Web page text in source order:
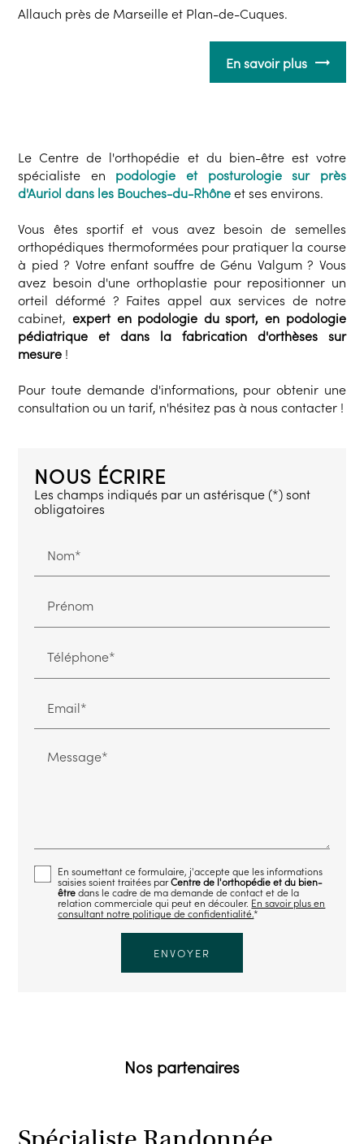
Allauch près de Marseille et Plan-de-Cuques.
En savoir plus
Le Centre de l'orthopédie et du bien-être est votre
spécialiste en podologie et posturologie sur près
d'Auriol dans les Bouches-du-Rhôneet ses environs.
Vous êtes sportif et vous avez besoin de semelles
orthopédiques thermoformées pour pratiquer la course
à pied ? Votre enfant souffre de Génu Valgum ? Vous
avez besoin d'une orthoplastie pour repositionner un
orteil déformé ? Faites appel aux services de notre
cabinet,expert en podologie du sport, en podologie
pédiatrique et dans la fabrication d'orthèses sur
mesure !
Pour toute demande d'informations, pour obtenir une
consultation ou un tarif, n'hésitez pas à nous contacter !
NOUS ÉCRIRE
Les champs indiqués par un astérisque (*) sont
obligatoires
Nom*
Prénom
Téléphone*
Email*
Message*
En soumettant ce formulaire, j'accepte que les informations
saisies soient traitées parCentre de l'orthopédie et du bien-
êtredans le cadre de ma demande de contact et de la
relation commerciale qui peut en découler. En savoir plus en
consultant notre politique de confidentialité.*
Nos partenaires